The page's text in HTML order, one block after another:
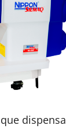
dispensa